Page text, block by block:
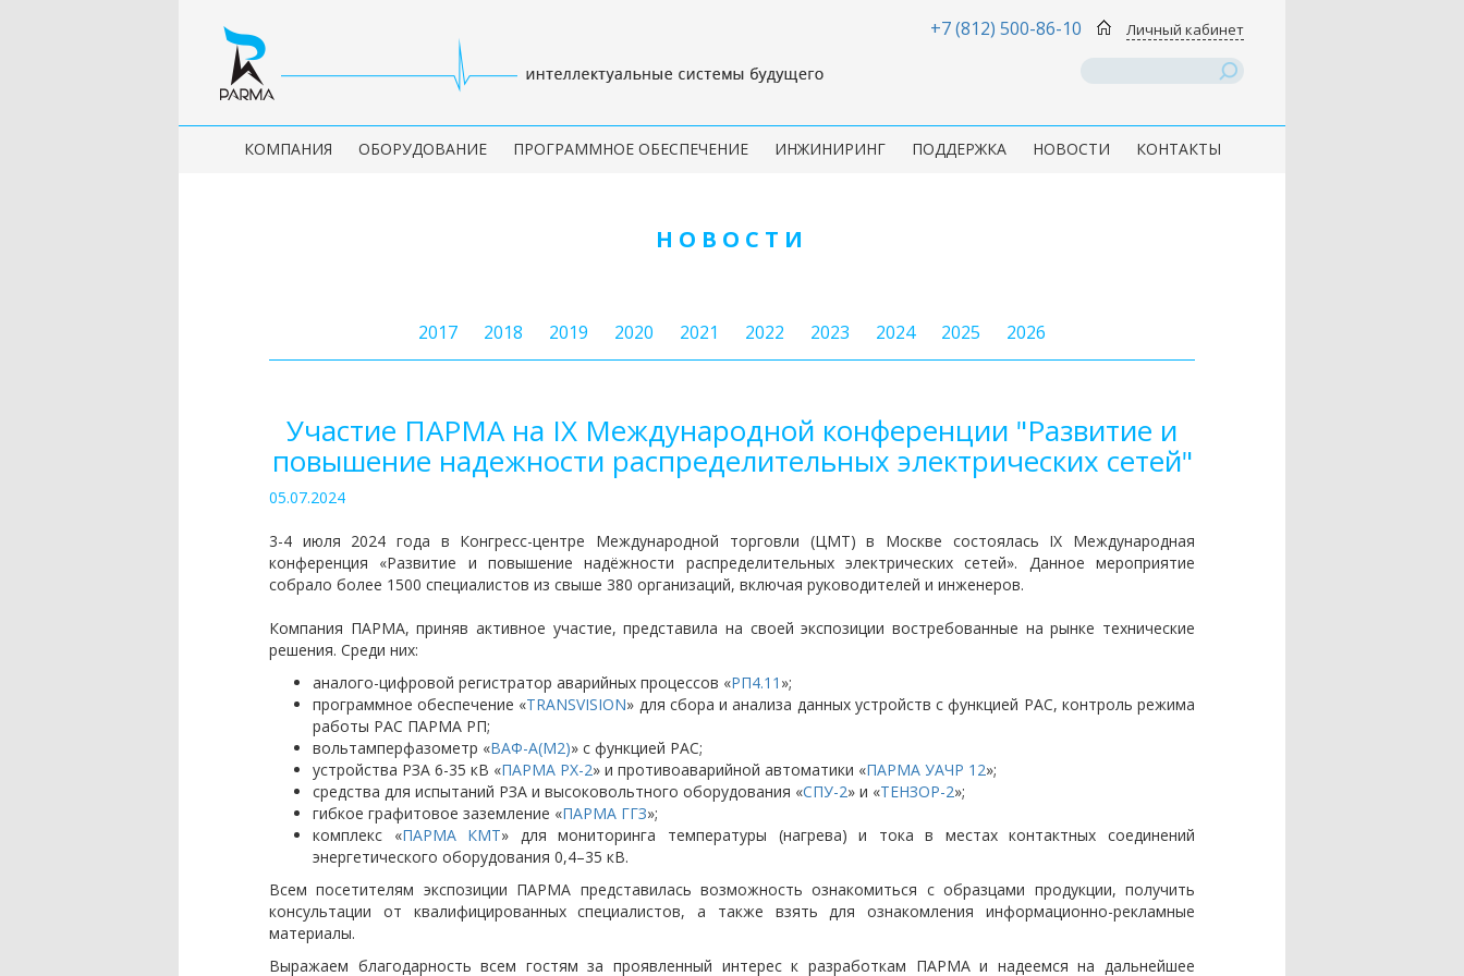
+7 (812) 500-86-10 Личный кабинет
КОМПАНИЯ ОБОРУДОВАНИЕ ПРОГРАММНОЕ ОБЕСПЕЧЕНИЕ ИНЖИНИРИНГ ПОДДЕРЖКА НОВОСТИ КОНТАКТЫ
НОВОСТИ
2017 2018 2019 2020 2021 2022 2023 2024 2025 2026
Участие ПАРМА на IX Международной конференции "Развитие и
повышение надежности распределительных электрических сетей"
05.07.2024
3-4 июля 2024 года в Конгресс-центре Международной торговли (ЦМТ) в Москве состоялась IX Международная
конференция «Развитие и повышение надёжности распределительных электрических сетей». Данное мероприятие
собрало более 1500 специалистов из свыше 380 организаций, включая руководителей и инженеров.
Компания ПАРМА, приняв активное участие, представила на своей экспозиции востребованные на рынке технические
решения. Среди них:
аналого-цифровой регистратор аварийных процессов «РП4.11 »;
программное обеспечение «TRANSVISION» для сбора и анализа данных устройств с функцией РАС, контроль режима
работы РАС ПАРМА РП;
вольтамперфазометр «ВАФ-А(М2)» с функцией РАС;
устройства РЗА 6-35 кВ «ПАРМА РХ-2» и противоаварийной автоматики «ПАРМА УАЧР 12»;
средства для испытаний РЗА и высоковольтного оборудования «СПУ-2» и «ТЕНЗОР-2»;
гибкое графитовое заземление «ПАРМА ГГЗ»;
комплекс «ПАРМА КМТ» для мониторинга температуры (нагрева) и тока в местах контактных соединений
энергетического оборудования 0,4–35 кВ.
Всем посетителям экспозиции ПАРМА представилась возможность ознакомиться с образцами продукции, получить
консультации от квалифицированных специалистов, а также взять для ознакомления информационно-рекламные
материалы.
Выражаем благодарность всем гостям за проявленный интерес к разработкам ПАРМА и надеемся на дальнейшее